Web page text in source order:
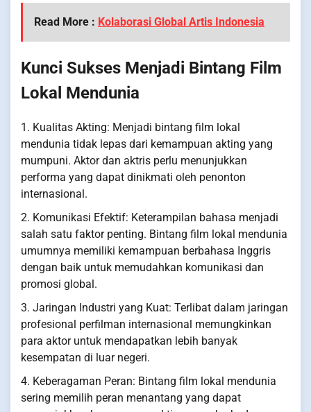
Read More : Kolaborasi Global Artis Indonesia
Kunci Sukses Menjadi Bintang Film
Lokal Mendunia
1. Kualitas Akting: Menjadi bintang film lokal
mendunia tidak lepas dari kemampuan akting yang
mumpuni. Aktor dan aktris perlu menunjukkan
performa yang dapat dinikmati oleh penonton
internasional.
2. Komunikasi Efektif: Keterampilan bahasa menjadi
salah satu faktor penting. Bintang film lokal mendunia
umumnya memiliki kemampuan berbahasa Inggris
dengan baik untuk memudahkan komunikasi dan
promosi global.
3. Jaringan Industri yang Kuat: Terlibat dalam jaringan
profesional perfilman internasional memungkinkan
para aktor untuk mendapatkan lebih banyak
kesempatan di luar negeri.
4. Keberagaman Peran: Bintang film lokal mendunia
sering memilih peran menantang yang dapat